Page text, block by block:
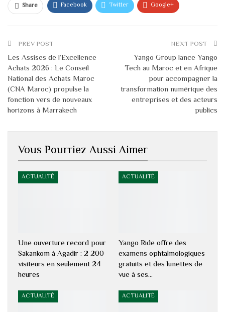
Share Facebook Twitter
Google+
PREV POST
Les Assises de l’Excellence
Achats 2026 : Le Conseil
National des Achats Maroc
(CNA Maroc) propulse la
fonction vers de nouveaux
horizons à Marrakech
NEXT POST
Yango Group lance Yango
Tech au Maroc et en Afrique
pour accompagner la
transformation numérique des
entreprises et des acteurs
publics
Vous Pourriez Aussi Aimer
ACTUALITÉ
Une ouverture record pour
Sakankom à Agadir : 2 200
visiteurs en seulement 24
heures
ACTUALITÉ
Yango Ride offre des
examens ophtalmologiques
gratuits et des lunettes de
vue à ses…
ACTUALITÉ ACTUALITÉ